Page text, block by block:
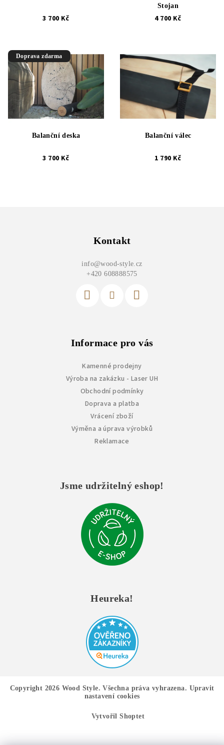
3 700 Kč
Stojan
4 700 Kč
Doprava zdarma
Balanční deska
3 700 Kč
Balanční válec
1 790 Kč
Kontakt
info@wood-style.cz
+420 608888575
Informace pro vás
Kamenné prodejny
Výroba na zakázku - Laser UH
Obchodní podmínky
Doprava a platba
Vrácení zboží
Výměna a úprava výrobků
Reklamace
Jsme udržitelný eshop!
Heureka!
Copyright 2026 Wood Style. Všechna práva vyhrazena. Upravit
nastavení cookies
Vytvořil Shoptet